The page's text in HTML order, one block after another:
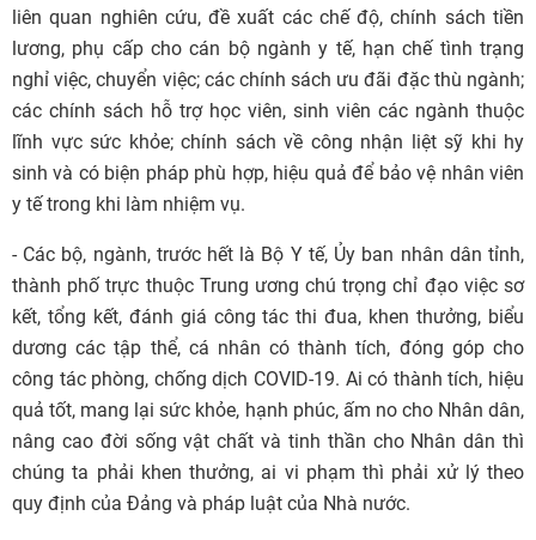
liên quan nghiên cứu, đề xuất các chế độ, chính sách tiền
lương, phụ cấp cho cán bộ ngành y tế, hạn chế tình trạng
nghỉ việc, chuyển việc; các chính sách ưu đãi đặc thù ngành;
các chính sách hỗ trợ học viên, sinh viên các ngành thuộc
lĩnh vực sức khỏe; chính sách về công nhận liệt sỹ khi hy
sinh và có biện pháp phù hợp, hiệu quả để bảo vệ nhân viên
y tế trong khi làm nhiệm vụ.
- Các bộ, ngành, trước hết là Bộ Y tế, Ủy ban nhân dân tỉnh,
thành phố trực thuộc Trung ương chú trọng chỉ đạo việc sơ
kết, tổng kết, đánh giá công tác thi đua, khen thưởng, biểu
dương các tập thể, cá nhân có thành tích, đóng góp cho
công tác phòng, chống dịch COVID-19. Ai có thành tích, hiệu
quả tốt, mang lại sức khỏe, hạnh phúc, ấm no cho Nhân dân,
nâng cao đời sống vật chất và tinh thần cho Nhân dân thì
chúng ta phải khen thưởng, ai vi phạm thì phải xử lý theo
quy định của Đảng và pháp luật của Nhà nước.